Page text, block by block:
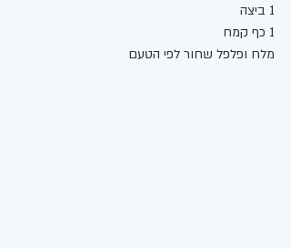
1 ביצה
1 כף קמח
מלח ופלפל שחור לפי הטעם